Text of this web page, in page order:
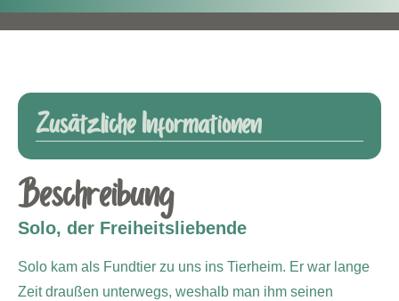
Zusätzliche Informationen
Beschreibung
Solo, der Freiheitsliebende
Solo kam als Fundtier zu uns ins Tierheim. Er war lange
Zeit draußen unterwegs, weshalb man ihm seinen